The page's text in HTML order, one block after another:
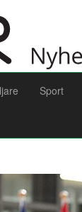
Sport